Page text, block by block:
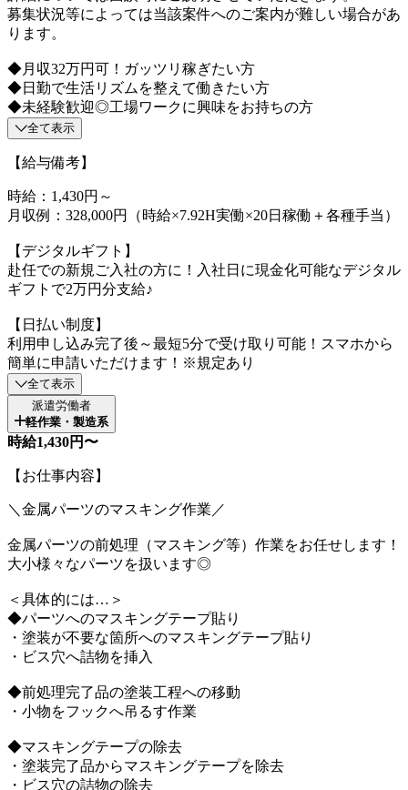
募集状況等によっては当該案件へのご案内が難しい場合があ
ります。
◆月収32万円可！ガッツリ稼ぎたい方
◆日勤で生活リズムを整えて働きたい方
◆未経験歓迎◎工場ワークに興味をお持ちの方
全て表示
【給与備考】
時給：1,430円～
月収例：328,000円（時給×7.92H実働×20日稼働＋各種手当）
【デジタルギフト】
赴任での新規ご入社の方に！入社日に現金化可能なデジタル
ギフトで2万円分支給♪
【日払い制度】
利用申し込み完了後～最短5分で受け取り可能！スマホから
簡単に申請いただけます！※規定あり
全て表示
派遣労働者
軽作業・製造系
時給1,430円〜
【お仕事内容】
＼金属パーツのマスキング作業／
金属パーツの前処理（マスキング等）作業をお任せします！
大小様々なパーツを扱います◎
＜具体的には…＞
◆パーツへのマスキングテープ貼り
・塗装が不要な箇所へのマスキングテープ貼り
・ビス穴へ詰物を挿入
◆前処理完了品の塗装工程への移動
・小物をフックへ吊るす作業
◆マスキングテープの除去
・塗装完了品からマスキングテープを除去
・ビス穴の詰物の除去